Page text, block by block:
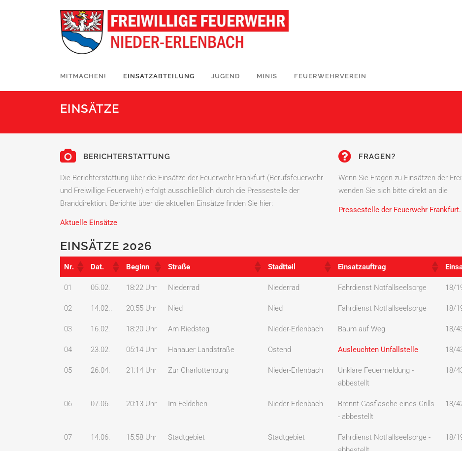
MITMACHEN! EINSATZABTEILUNG JUGEND MINIS FEUERWEHRVEREIN
EINSÄTZE
BERICHTERSTATTUNG
Die Berichterstattung über die Einsätze der Feuerwehr Frankfurt (Berufsfeuerwehr
und Freiwillige Feuerwehr) erfolgt ausschließlich durch die Pressestelle der
Branddirektion. Berichte über die aktuellen Einsätze finden Sie hier:
Aktuelle Einsätze
FRAGEN?
Wenn Sie Fragen zu Einsätzen der
wenden Sie sich bitte direkt an die
Pressestelle der Feuerwehr Frankfurt.
EINSÄTZE 2026
Nr. Dat. Beginn Straße Stadtteil Einsatzauftrag
Nr.
Dat. Beginn Straße Stadtteil Einsatzauftrag
01 05.02. 18:22 Uhr Niederrad Niederrad Fahrdienst Notfallseelsorge 18/
02 14.02.. 20:55 Uhr Nied Nied Fahrdienst Notfallseelsorge 18/
03 16.02. 18:20 Uhr Am Riedsteg Nieder-Erlenbach Baum auf Weg 18/
04 23.02. 05:14 Uhr Hanauer Landstraße Ostend Ausleuchten Unfallstelle 18/
05 26.04. 21:14 Uhr Zur Charlottenburg Nieder-Erlenbach
Unklare Feuermeldung -
abbestellt
18/
06 07.06. 20:13 Uhr Im Feldchen Nieder-Erlenbach
Brennt Gasflasche eines Grills
- abbestellt
18/
07 14.06. 15:58 Uhr Stadtgebiet Stadtgebiet
Fahrdienst Notfallseelsorge -
18/